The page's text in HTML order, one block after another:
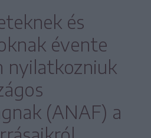
és
évente
nyilatkozniuk
(ANAF) a